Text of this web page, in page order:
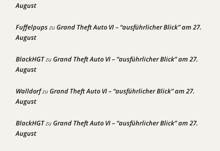
August
FuffelpupszuGrand Theft Auto VI – “ausführlicher Blick” am 27.
August
BlackHGTzuGrand Theft Auto VI – “ausführlicher Blick” am 27.
August
WalldorfzuGrand Theft Auto VI – “ausführlicher Blick” am 27.
August
BlackHGTzuGrand Theft Auto VI – “ausführlicher Blick” am 27.
August